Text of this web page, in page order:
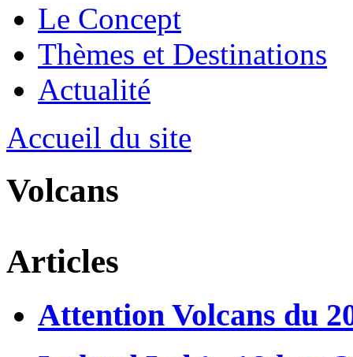
Le Concept
Thèmes et Destinations
Actualité
Accueil du site
Volcans
Articles
Attention Volcans du